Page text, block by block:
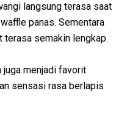
langsung terasa saat
panas. Sementara
terasa semakin lengkap.
juga menjadi favorit
sensasi rasa berlapis